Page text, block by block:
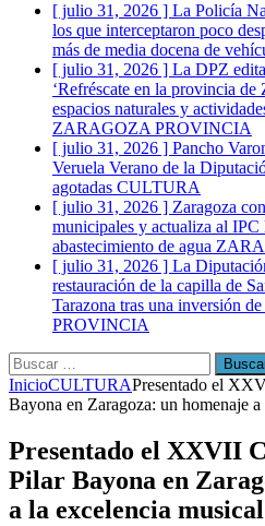
[ julio 31, 2026 ] La Policía
los que interceptaron poco
más de media docena de
[ julio 31, 2026 ] La DPZ
‘Refréscate en la provincia de
espacios naturales y
ZARAGOZA PROVINCIA
[ julio 31, 2026 ] Pancho
Veruela Verano de la
agotadas CULTURA
[ julio 31, 2026 ] Zaragoza
municipales y actualiza al IPC
abastecimiento de agua
[ julio 31, 2026 ] La
restauración de la capilla de
Tarazona tras una inversión
PROVINCIA
Buscar:
InicioCULTURAPresentado el
Bayona en Zaragoza: un homenaje
Presentado el XXVII
Pilar Bayona en
a la excelencia musical